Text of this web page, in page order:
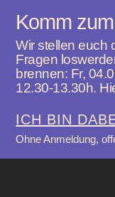
Komm
Wir stellen euch
Fragen
brennen: Fr,
12.30-13.30h.
ICH BIN
Ohne Anmeldung,